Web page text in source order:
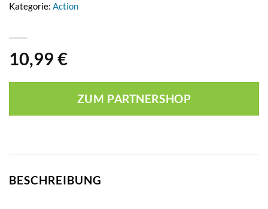
10,99 €
ZUM PARTNERSHOP
Kategorie: Action
BESCHREIBUNG